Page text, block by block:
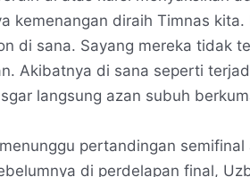
kemenangan diraih Timnas
di sana. Sayang mereka tidak
Akibatnya di sana seperti
langsung azan subuh
pertandingan
di perdelapan final,